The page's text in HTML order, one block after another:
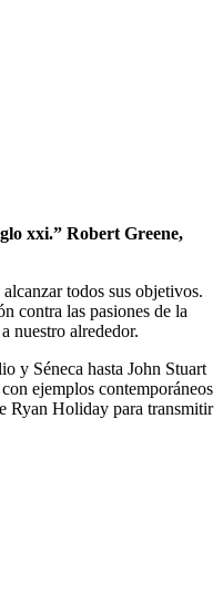
xxi.” Robert Greene,
todos sus objetivos.
contra las pasiones de la
nuestro alrededor.
y Séneca hasta John Stuart
ejemplos contemporáneos
Ryan Holiday para transmitir